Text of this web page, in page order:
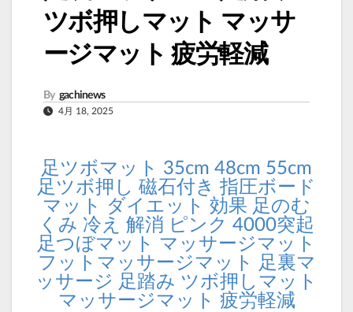
ツボ押しマット マッサ
ージマット 疲労軽減
By gachinews
4月 18, 2025
足ツボマット 35cm 48cm 55cm
足ツボ押し 磁石付き 指圧ボード
マット ダイエット 効果 足のむ
くみ 冷え 解消 ピンク 4000突起
足つぼマット マッサージマット
フットマッサージマット 足裏マ
ッサージ 足踏み ツボ押しマット
マッサージマット 疲労軽減